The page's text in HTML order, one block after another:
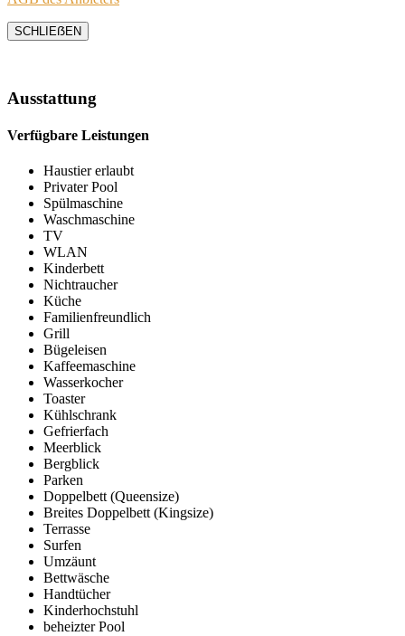
SCHLIEẞEN
Ausstattung
Verfügbare Leistungen
Haustier erlaubt
Privater Pool
Spülmaschine
Waschmaschine
TV
WLAN
Kinderbett
Nichtraucher
Küche
Familienfreundlich
Grill
Bügeleisen
Kaffeemaschine
Wasserkocher
Toaster
Kühlschrank
Gefrierfach
Meerblick
Bergblick
Parken
Doppelbett (Queensize)
Breites Doppelbett (Kingsize)
Terrasse
Surfen
Umzäunt
Bettwäsche
Handtücher
Kinderhochstuhl
beheizter Pool